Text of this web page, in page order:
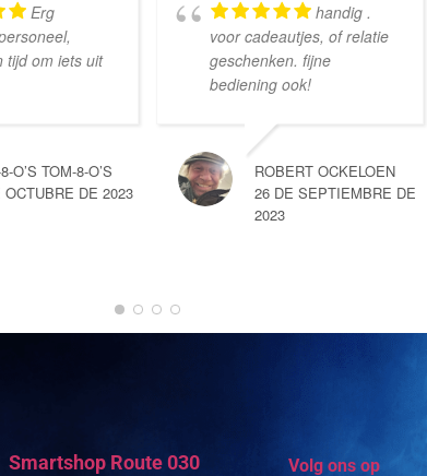
Erg
tijd om iets uit
O’S TOM-8-O’S
OCTUBRE DE 2023
handig .
voor cadeautjes, of relatie
geschenken. fijne
bediening ook!
ROBERT OCKELOEN
26 DE SEPTIEMBRE DE
2023
Smartshop Route 030 Volg ons op